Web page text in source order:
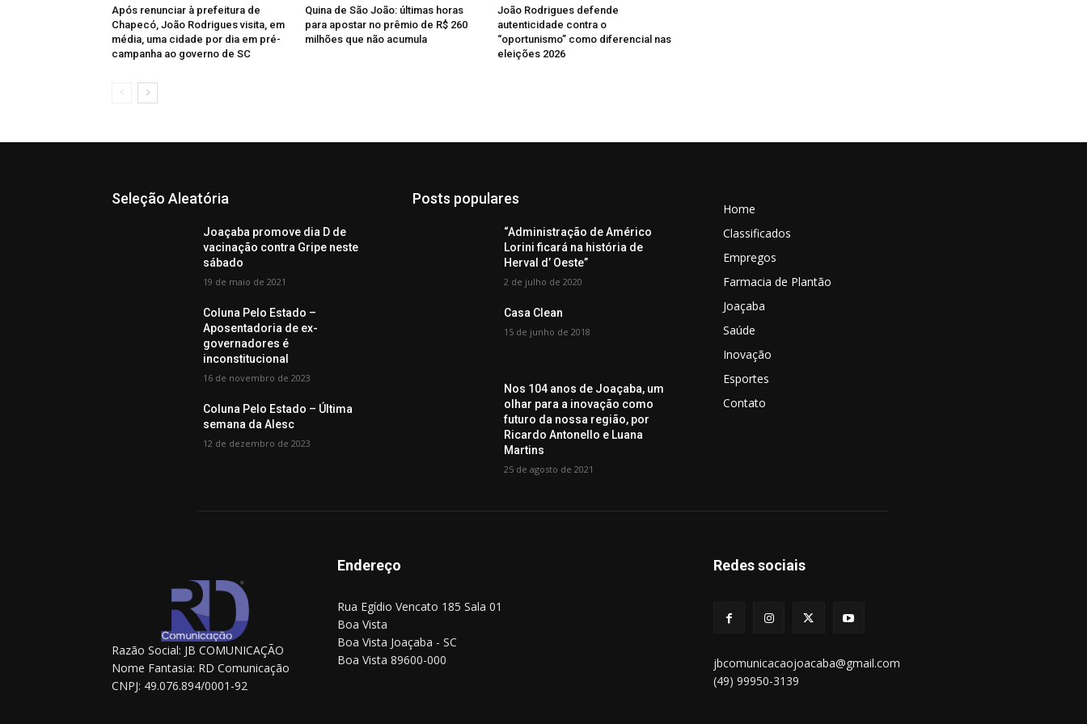
Após renunciar à prefeitura de
Chapecó, João Rodrigues visita, em
média, uma cidade por dia em pré-
campanha ao governo de SC
Quina de São João: últimas horas
para apostar no prêmio de R$ 260
milhões que não acumula
João Rodrigues defende
autenticidade contra o
“oportunismo” como diferencial nas
eleições 2026
Seleção Aleatória
Joaçaba promove dia D de
vacinação contra Gripe neste
sábado
19 de maio de 2021
Coluna Pelo Estado –
Aposentadoria de ex-
governadores é
inconstitucional
16 de novembro de 2023
Coluna Pelo Estado – Última
semana da Alesc
12 de dezembro de 2023
Posts populares
“Administração de Américo
Lorini ficará na história de
Herval d’ Oeste”
2 de julho de 2020
Casa Clean
15 de junho de 2018
Nos 104 anos de Joaçaba, um
olhar para a inovação como
futuro da nossa região, por
Ricardo Antonello e Luana
Martins
25 de agosto de 2021
Home
Classificados
Empregos
Farmacia de Plantão
Joaçaba
Saúde
Inovação
Esportes
Contato
Razão Social: JB COMUNICAÇÃO
Nome Fantasia: RD Comunicação
CNPJ: 49.076.894/0001-92
Endereço
Rua Egídio Vencato 185 Sala 01
Boa Vista
Boa Vista Joaçaba - SC
Boa Vista 89600-000
Redes sociais
jbcomunicacaojoacaba@gmail.com
(49) 99950-3139